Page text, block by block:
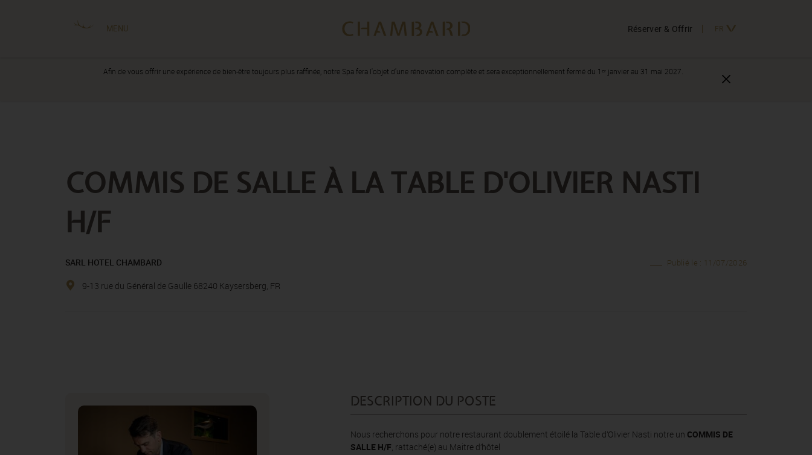
MENU Réserver & Offrir FR
Afin de vous offrir une expérience de bien-être toujours plus raffinée, notre Spa fera l'objet d'une rénovation complète et sera exceptionnellement fermé du 1ᵉʳ janvier au 31 mai 2027.
COMMIS DE SALLE À LA TABLE D'OLIVIER NASTI
H/F
SARL HOTEL CHAMBARD
9-13 rue du Général de Gaulle 68240 Kaysersberg , FR
Publié le : 11/07/2026
DESCRIPTION DU POSTE
Nous recherchons pour notre restaurant doublement étoilé la Table d’Olivier Nasti notre un COMMIS DE
SALLE H/F , rattaché(e) au Maitre d’hôtel